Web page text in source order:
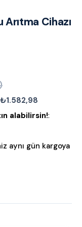
Arıtma Cihazı
₺1.582,98
alabilirsin!:
aynı gün kargoya